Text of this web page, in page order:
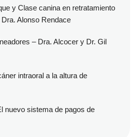
y Clase canina en retratamiento
Alonso Rendace
– Dra. Alcocer y Dr. Gil
intraoral a la altura de
nuevo sistema de pagos de